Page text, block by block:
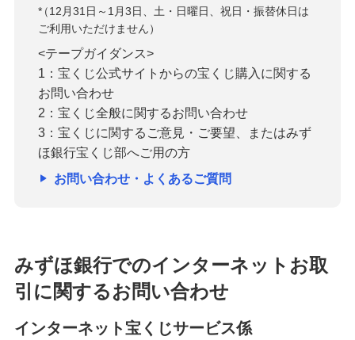
*
（12月31日～1月3日、土・日曜日、祝日・振替休日は
ご利用いただけません）
<テープガイダンス>
1：宝くじ公式サイトからの宝くじ購入に関する
お問い合わせ
2：宝くじ全般に関するお問い合わせ
3：宝くじに関するご意見・ご要望、またはみず
ほ銀行宝くじ部へご用の方
お問い合わせ・よくあるご質問
みずほ銀行でのインターネットお取
引に関するお問い合わせ
インターネット宝くじサービス係